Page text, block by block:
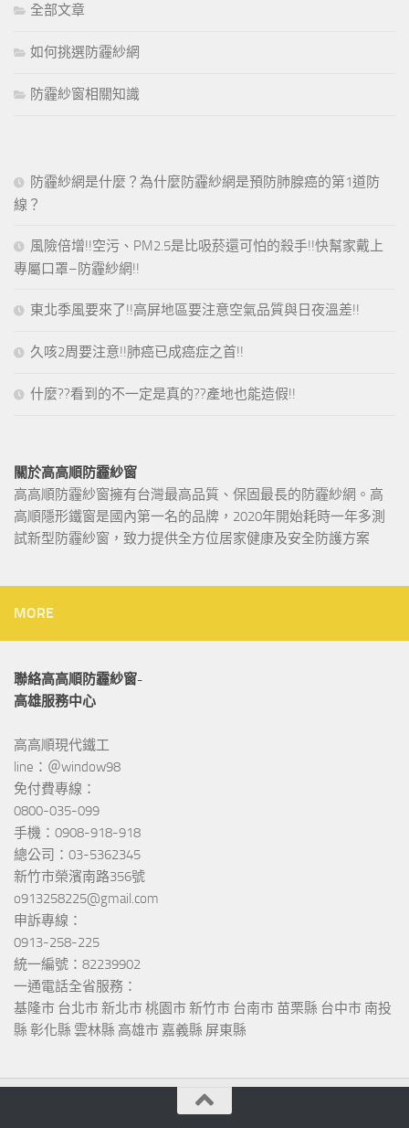
全部文章
如何挑選防霾紗網
防霾紗窗相關知識
防霾紗網是什麼？為什麼防霾紗網是預防肺腺癌的第1道防
線？
風險倍增!!空污、PM2.5是比吸菸還可怕的殺手!!快幫家戴上
專屬口罩–防霾紗網!!
東北季風要來了!!高屏地區要注意空氣品質與日夜溫差!!
久咳2周要注意!!肺癌已成癌症之首!!
什麼??看到的不一定是真的??產地也能造假!!
關於高高順防霾紗窗
高高順防霾紗窗擁有台灣最高品質、保固最長的防霾紗網。高
高順隱形鐵窗是國內第一名的品牌，2020年開始耗時一年多測
試新型防霾紗窗，致力提供全方位居家健康及安全防護方案
MORE
聯絡高高順防霾紗窗-
高雄服務中心
高高順現代鐵工
line：＠window98
免付費專線：
0800-035-099
手機：0908-918-918
總公司：03-5362345
新竹市榮濱南路356號
o913258225@gmail.com
申訴專線：
0913-258-225
統一編號：82239902
一通電話全省服務：
基隆市 台北市 新北市 桃園市 新竹市 台南市 苗栗縣 台中市 南投
縣 彰化縣 雲林縣 高雄市 嘉義縣 屏東縣